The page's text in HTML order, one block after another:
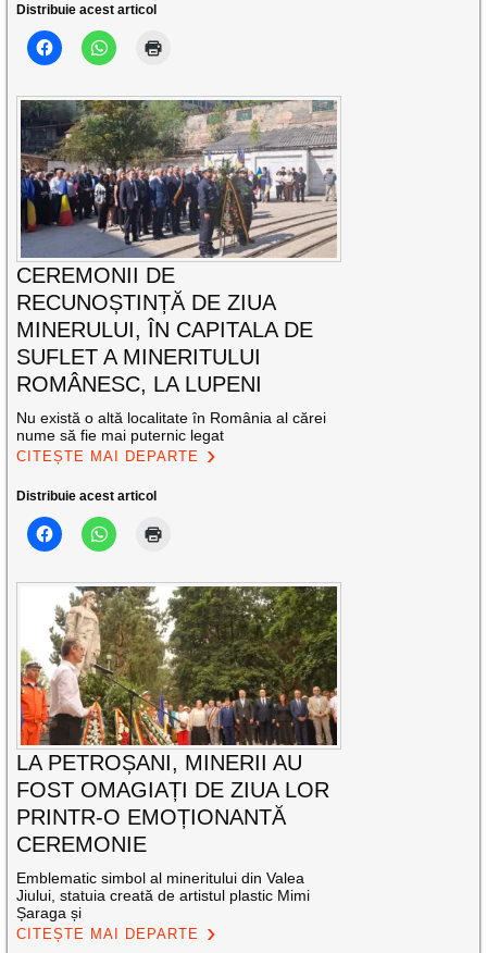
Distribuie acest articol
CEREMONII DE
RECUNOȘTINȚĂ DE ZIUA
MINERULUI, ÎN CAPITALA DE
SUFLET A MINERITULUI
ROMÂNESC, LA LUPENI
Nu există o altă localitate în România al cărei
nume să fie mai puternic legat
CITEȘTE MAI DEPARTE
Distribuie acest articol
LA PETROȘANI, MINERII AU
FOST OMAGIAȚI DE ZIUA LOR
PRINTR-O EMOȚIONANTĂ
CEREMONIE
Emblematic simbol al mineritului din Valea
Jiului, statuia creată de artistul plastic Mimi
Șaraga și
CITEȘTE MAI DEPARTE